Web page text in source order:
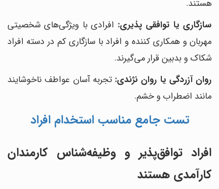
هستند.
سازگاری یا توافقی پذیری: افرادی با ویژگی‌های شخصیتی
مهربان و همکاری کننده و افراد با سازگاری کم در دسته افراد
شکاک و بدبین قرار می‌گیرند.
روان آزردگی یا روان نژندی:تجربه آسان عواطف ناخوشایند
مانند اضطراب و خشم.
تست جامع مناسب استخدام افراد
افراد توافق‌پذیر و وظیفه‌شناس کارمندان
کارآمدی هستند